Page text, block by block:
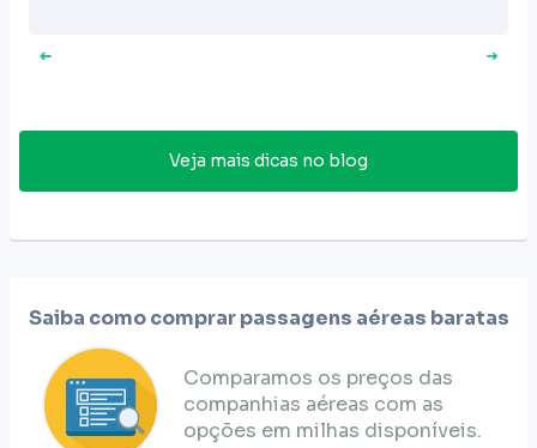
Veja mais dicas no blog
Saiba como comprar passagens aéreas baratas
Comparamos os preços das
companhias aéreas com as
opções em milhas disponíveis.